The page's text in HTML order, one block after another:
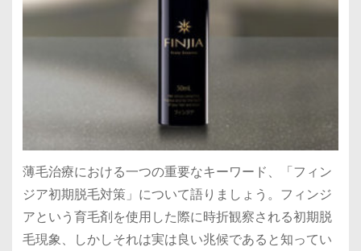
薄毛治療における一つの重要なキーワード、「フィン
ジア初期脱毛対策」について語りましょう。フィンジ
アという育毛剤を使用した際に時折観察される初期脱
毛現象、しかしそれは実は良い兆候であると知ってい